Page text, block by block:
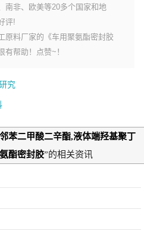
南非、欧美等20多个国家和地
评!
原料厂家的《车用聚氨酯密封胶
有帮助！点赞~！
究
苯二甲酸二辛酯,液体端羟基聚丁
酯密封胶”的相关资讯